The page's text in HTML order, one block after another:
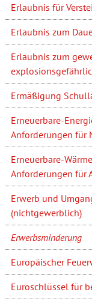
Erlaubnis für
Erlaubnis zum
Erlaubnis zum
Ermäßigung
Erneuerbare-
Anforderungen für
Erneuerbare-
Anforderungen für
Erwerb und
(nichtgewerblich)
Erwerbsminderung
Europäischer
Euroschlüssel für